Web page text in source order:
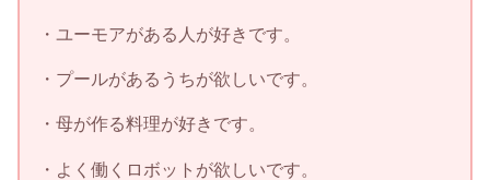
・ユーモアがある人が好きです。
・プールがあるうちが欲しいです。
・母が作る料理が好きです。
・よく働くロボットが欲しいです。